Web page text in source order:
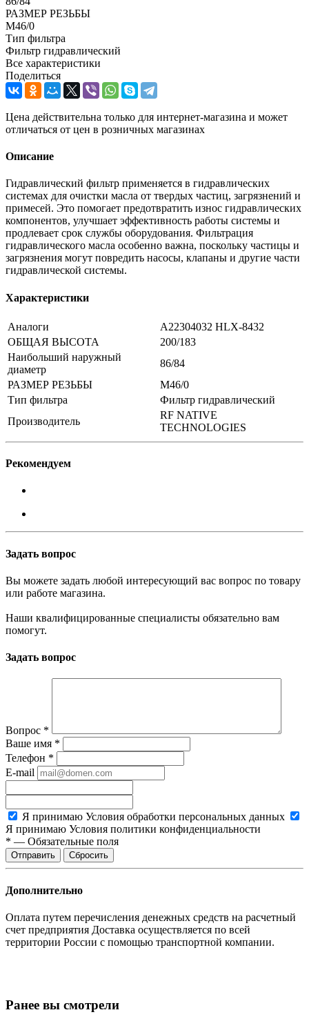
РАЗМЕР РЕЗЬБЫ
M46/0
Тип фильтра
Фильтр гидравлический
Все характеристики
Поделиться
Цена действительна только для интернет-магазина и может
отличаться от цен в розничных магазинах
Описание
Гидравлический фильтр применяется в гидравлических
системах для очистки масла от твердых частиц, загрязнений и
примесей. Это помогает предотвратить износ гидравлических
компонентов, улучшает эффективность работы системы и
продлевает срок службы оборудования. Фильтрация
гидравлического масла особенно важна, поскольку частицы и
загрязнения могут повредить насосы, клапаны и другие части
гидравлической системы.
Характеристики
Аналоги
A22304032 HLX-8432
ОБЩАЯ ВЫСОТА
200/183
Наибольший наружный
диаметр
86/84
РАЗМЕР РЕЗЬБЫ
M46/0
Тип фильтра
Фильтр гидравлический
Производитель
RF NATIVE
TECHNOLOGIES
Рекомендуем
Задать вопрос
Вы можете задать любой интересующий вас вопрос по товару
или работе магазина.
Наши квалифицированные специалисты обязательно вам
помогут.
Задать вопрос
Вопрос *
Ваше имя *
Телефон *
E-mail
Я принимаю Условия обработки персональных данных
Я принимаю Условия политики конфиденциальности
* — Обязательные поля
Сбросить
Дополнительно
Оплата путем перечисления денежных средств на расчетный
счет предприятия Доставка осуществляется по всей
территории России с помощью транспортной компании.
Ранее вы смотрели